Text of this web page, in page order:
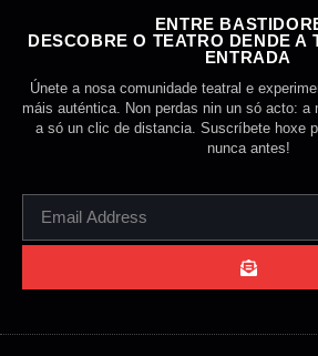
ENTRE
DESCOBRE O TEATRO DENDE A
ENTRADA
Únete a nosa comunidade teatral e
máis auténtica. Non perdas nin un só acto: a
a só un clic de distancia. Suscríbete hoxe
nunca antes!